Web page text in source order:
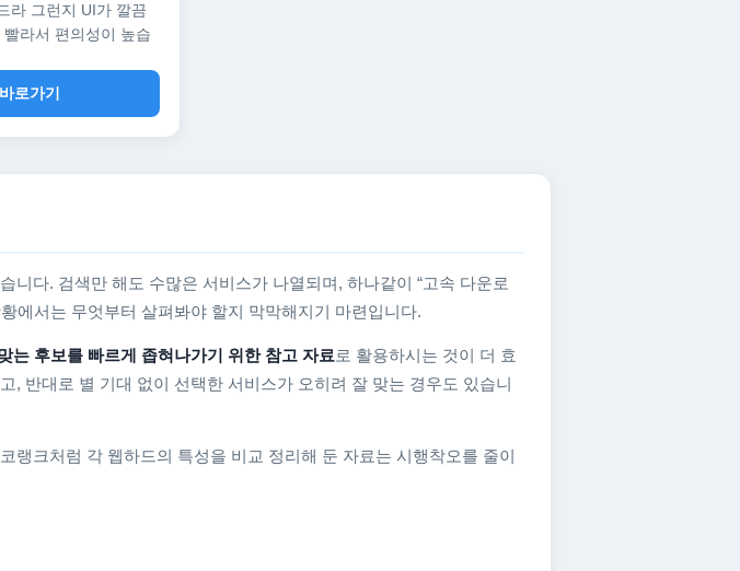
라 그런지 UI가 깔끔
라서 편의성이 높습
로가기
다. 검색만 해도 수많은 서비스가 나열되며, 하나같이 “고속 다운로
에서는 무엇부터 살펴봐야 할지 막막해지기 마련입니다.
는 후보를 빠르게 좁혀나가기 위한 참고 자료 로 활용하시는 것이 더 효
, 반대로 별 기대 없이 선택한 서비스가 오히려 잘 맞는 경우도 있습니
랭크처럼 각 웹하드의 특성을 비교 정리해 둔 자료는 시행착오를 줄이